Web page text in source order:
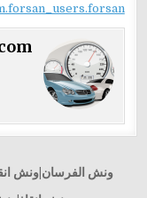
تصفّح
ونش الفرسان|ونش انقاذ